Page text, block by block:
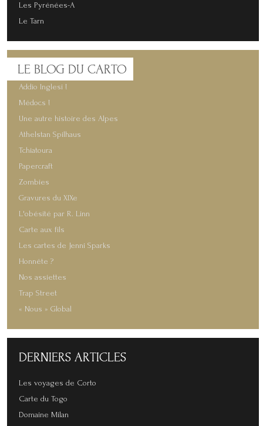
Les Pyrénées-A
Le Tarn
LE BLOG DU CARTO
Addio Inglesi !
Médocs !
Une autre histoire des Alpes
Athelstan Spilhaus
Tchiatoura
Papercraft
Zombies
Gravures du XIXe
L'obésité par R. Linn
Carte aux fils
Les cartes de Jenni Sparks
Honnête ?
Nos assiettes
Trap Street
« Nous » Global
DERNIERS ARTICLES
Les voyages de Corto
Carte du Togo
Domaine Milan